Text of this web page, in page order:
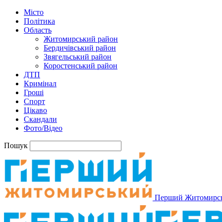
Місто
Політика
Область
Житомирський район
Бердичівський район
Звягельський район
Коростенський район
ДТП
Кримінал
Гроші
Спорт
Цікаво
Скандали
Фото/Відео
Пошук
Перший